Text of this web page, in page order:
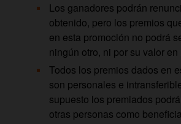
Los ganadores podrán
obtenido, pero los premios
en esta promoción no podrá
ningún otro, ni por su valor en
Todos los premios dados en
son personales e
supuesto los premiados
otras personas como